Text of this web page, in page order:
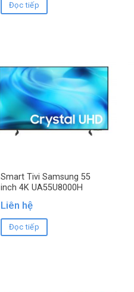
Đọc tiếp
Smart Tivi Samsung 55
inch 4K UA55U8000H
Liên hệ
Đọc tiếp